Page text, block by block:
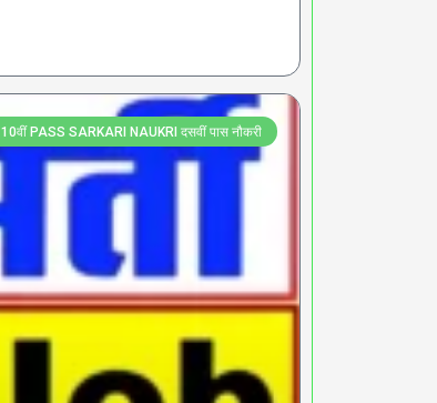
10वीं PASS SARKARI NAUKRI दसवीं पास नौकरी